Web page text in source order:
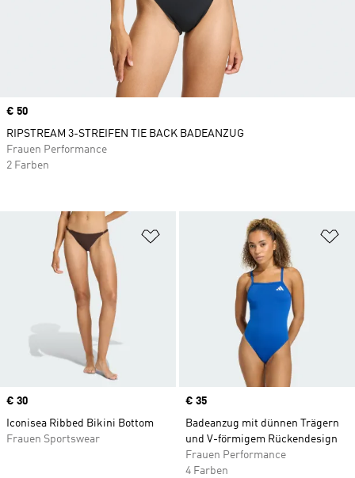
Zur Wunschliste hinzufügen
Price
€ 30
Iconisea Ribbed Bikini Bottom
Frauen Sportswear
Price
€ 35
Badeanzug mit dünnen Trägern
und V-förmigem Rückendesign
Frauen Performance
4 Farben
Price
€ 50
RIPSTREAM 3-STREIFEN TIE BACK BADEANZUG
Frauen Performance
2 Farben